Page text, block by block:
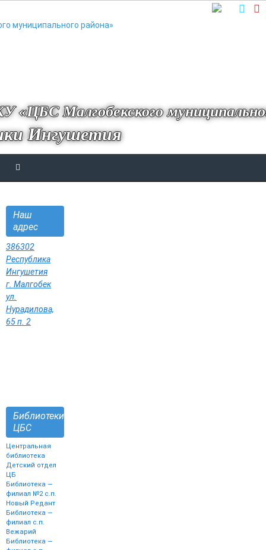
«ЦБС Малгобекского
Ингушетия
Наш
адрес
386302
Республика
Ингушетия
г. Малгобек
ул.
Нурадилова,
65 п. 2
Библиотеки
ЦБС
Центральная
библиотека
Детский отдел
ЦБ
Библиотека —
филиал №2 с.п.
Новый Редант
Библиотека —
филиал с.п.
Вежарий
Библиотека —